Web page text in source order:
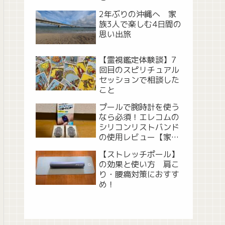
2年ぶりの沖縄へ 家
族3人で楽しむ4日間の
思い出旅
【霊視鑑定体験談】7
回目のスピリチュアル
セッションで相談した
こと
プールで腕時計を使う
なら必須！エレコムの
シリコンリストバンド
の使用レビュー【家族
【ストレッチポール】
の効果と使い方 肩こ
り・腰痛対策におすす
め！